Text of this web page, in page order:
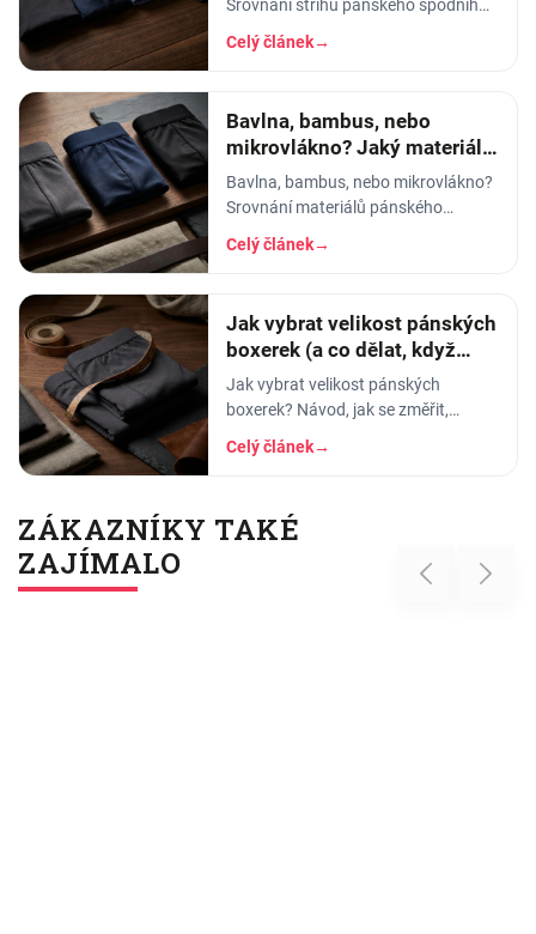
Srovnání střihů pánského spodního
prádla - pohodlí, opora, pod jaké
kalhoty a na jakou příležitost se
Celý článek→
Bavlna, bambus, nebo
mikrovlákno? Jaký materiál
pánského prádla vybrat
Bavlna, bambus, nebo mikrovlákno?
Srovnání materiálů pánského
spodního prádla - prodyšnost,
savost, trvanlivost a pro koho se
Celý článek→
Jak vybrat velikost pánských
boxerek (a co dělat, když
tlačí)
Jak vybrat velikost pánských
boxerek? Návod, jak se změřit,
orientační tabulka velikostí a tipy, co
dělat, když boxerky tlačí nebo se
Celý článek→
ZÁKAZNÍKY TAKÉ
ZAJÍMALO
Previous Next